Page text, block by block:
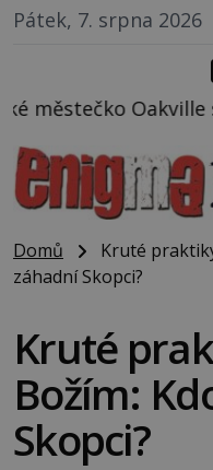
Pátek, 7. srpna 2026
z nebe snáší
Domů
Kruté
záhadní Skopci?
Kruté
Božím:
Skopci?